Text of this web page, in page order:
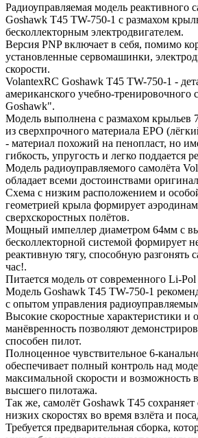
Радиоуправляемая модель реактивного
Goshawk T45 TW-750-1 с размахом
бесколлекторным электродвигателем.
Версия PNP включает в себя, помимо
установленные сервомашинки,
скорости.
VolantexRC Goshawk T45 TW-750-1 -
американского учебно-тренировочного
Goshawk".
Модель выполнена с размахом крыльев
из сверхпрочного материала EPO
- материал похожий на пенопласт, но
гибкость, упругость и легко поддается
Модель радиоуправляемого самолёта
обладает всеми достоинствами
Схема с низким расположением и
геометрией крыла формирует
сверхскоростных полётов.
Мощный импеллер диаметром 64мм с
бесколлекторной системой формирует
реактивную тягу, способную разгонять
час!.
Питается модель от современного Li-Pol
Модель Goshawk T45 TW-750-1
с опытом управления
Высокие скоростные характеристики и
манёвренность позволяют
способен пилот.
Полноценное чувствительное 6-
обеспечивает полный контроль над
максимальной скорости и возможность
высшего пилотажа.
Так же, самолёт Goshawk T45 сохраняет
низких скоростях во время взлёта и
Требуется предварительная сборка,